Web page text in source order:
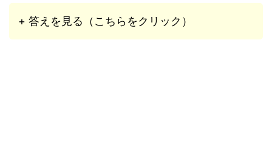
+ 答えを見る（こちらをクリック）